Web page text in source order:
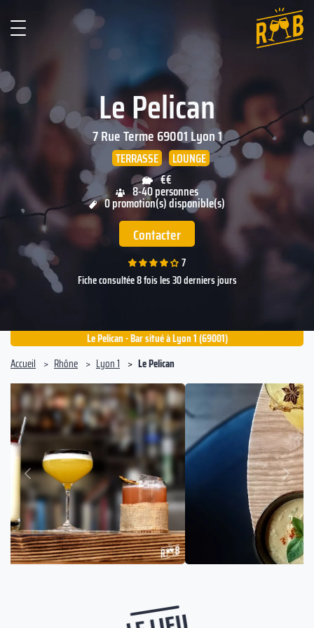
Le Pelican
7 Rue Terme69001Lyon 1
TERRASSE
LOUNGE
€€
8-40 personnes
0 promotion(s) disponible(s)
Contacter
7
Fiche consultée 8 fois les 30 derniers jours
Le Pelican - Bar situé à Lyon 1 (69001)
Accueil
Rhône Lyon 1 Le Pelican
Précédent
Suivant